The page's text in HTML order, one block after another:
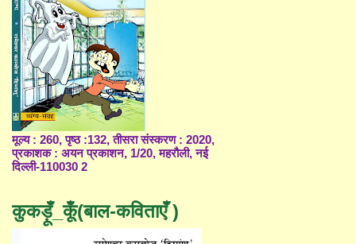
मूल्य : 260, पृष्ठ :132, तीसरा संस्करण : 2020,
प्रकाशक : अयन प्रकाशन, 1/20, महरौली, नई
दिल्ली-110030 2
कुकड़ूँ_कूँ(बाल-कविताएँ )